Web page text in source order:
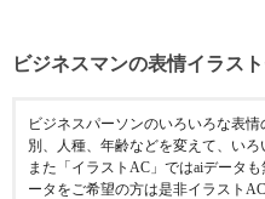
ビジネスマンの表情イラス
ビジネスパーソンのいろいろな表
別、人種、年齢などを変えて、いろ
また「イラストAC」ではaiデータ
ータをご希望の方は是非イラスト